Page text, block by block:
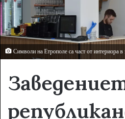
Символи на Етрополе са част от интериора